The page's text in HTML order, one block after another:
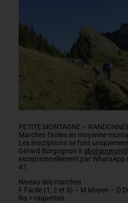
PETITE MONTAGNE –
Marches faciles en moyenne
Les inscriptions se font
Gérard Borgognon à
exceptionnellement par WhatsApp
47.
Niveau des marches :
F Facile (1, 2 et 3) – M Moyen – D
Rq = raquettes